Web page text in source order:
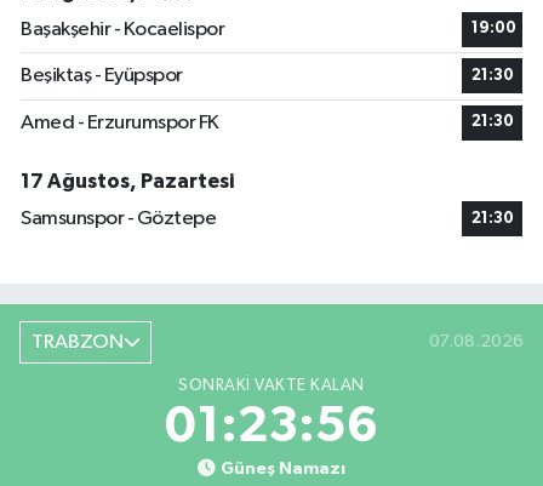
Başakşehir - Kocaelispor
19:00
Beşiktaş - Eyüpspor 21:30
Amed - Erzurumspor FK 21:30
17 Ağustos, Pazartesi
Samsunspor - Göztepe
21:30
TRABZON 07.08.2026
SONRAKI VAKTE KALAN
01:23:55
Güneş Namazı